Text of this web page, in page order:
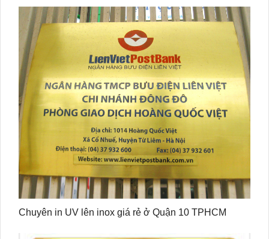
Chuyên in UV lên inox giá rẻ ở Quận 10 TPHCM